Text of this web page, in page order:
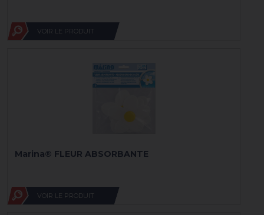
VOIR LE PRODUIT
Marina® FLEUR ABSORBANTE
VOIR LE PRODUIT